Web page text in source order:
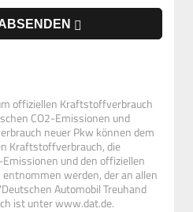
offiziellen Kraftstoffverbrauch
CO2-Emissionen und
neuer Pkw können dem
Kraftstoffverbrauch, die
und den offiziellen
werden, der an allen
Automobil Treuhand
ist unter www.dat.de.